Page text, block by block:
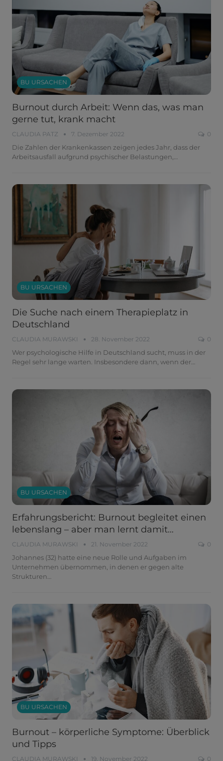
BU URSACHEN
Burnout durch Arbeit: Wenn das, was man
gerne tut, krank macht
CLAUDIA PATZ 7. Dezember 2022 0
Die Zahlen der Krankenkassen zeigen jedes Jahr, dass der
Arbeitsausfall aufgrund psychischer Belastungen,
BU URSACHEN
Die Suche nach einem Therapieplatz in
Deutschland
CLAUDIA MURAWSKI 28. November 2022 0
Wer psychologische Hilfe in Deutschland sucht, muss in der
Regel sehr lange warten. Insbesondere dann, wenn der
BU URSACHEN
Erfahrungsbericht: Burnout begleitet einen
lebenslang – aber man lernt damit…
CLAUDIA MURAWSKI 21. November 2022 0
Johannes (32) hatte eine neue Rolle und Aufgaben im
Unternehmen übernommen, in denen er gegen alte
Strukturen
BU URSACHEN
Burnout – körperliche Symptome: Überblick
und Tipps
CLAUDIA MURAWSKI 19. November 2022 0